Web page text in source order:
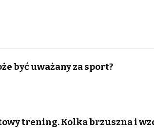
być uważany za sport?
trening. Kolka brzuszna i